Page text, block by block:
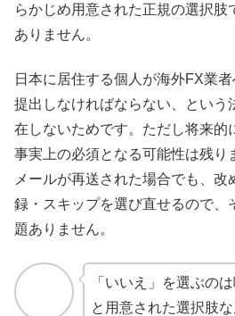
らかじめ用意された正規の選択肢
ありません。
日本に居住する個人が海外FX業
提出しなければならない、という
在しないためです。ただし将来的
事実上の必須となる可能性は残り
メールが再送された場合でも、改
録・スキップを選び直せるので、
題ありません。
「いいえ」を選ぶの
と用意された選択肢な